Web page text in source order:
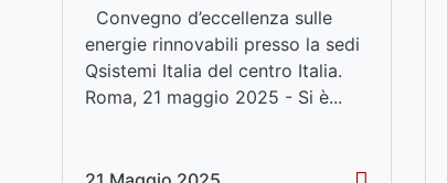
Convegno d’eccellenza sulle
energie rinnovabili presso la sedi
Qsistemi Italia del centro Italia.
Roma, 21 maggio 2025 - Si è...